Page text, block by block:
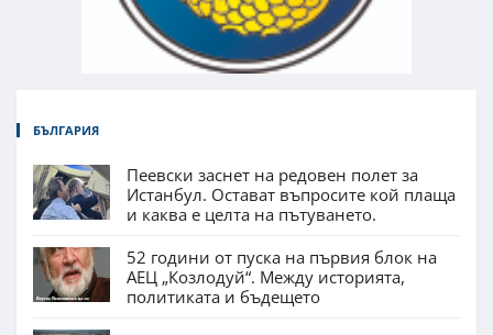
БЪЛГАРИЯ
Пеевски заснет на редовен полет за
Истанбул. Остават въпросите кой плаща
и каква е целта на пътуването.
52 години от пуска на първия блок на
АЕЦ „Козлодуй“. Между историята,
политиката и бъдещето